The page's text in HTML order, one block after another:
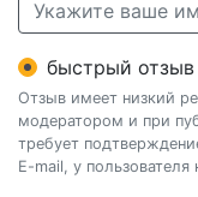
быстрый отзыв
Отзыв имеет низкий
модератором и при
требует
E-mail, у